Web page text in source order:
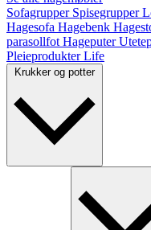
Sofagrupper Spisegrupper
Hagesofa Hagebenk
parasollfot Hageputer
PleieprodukterLife
Krukker og potter